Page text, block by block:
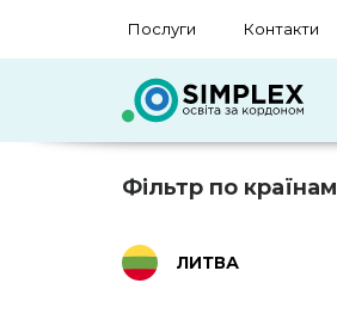
Послуги Контакти
Фільтр по країнам
ЛИТВА